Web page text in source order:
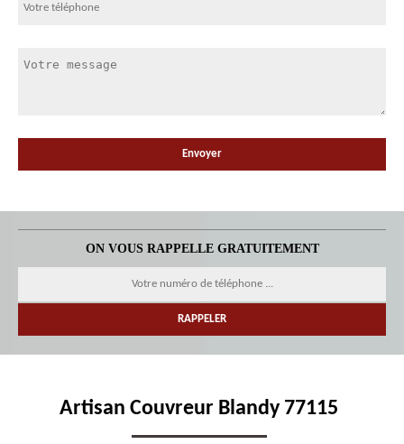
ON VOUS RAPPELLE GRATUITEMENT
Artisan Couvreur Blandy 77115